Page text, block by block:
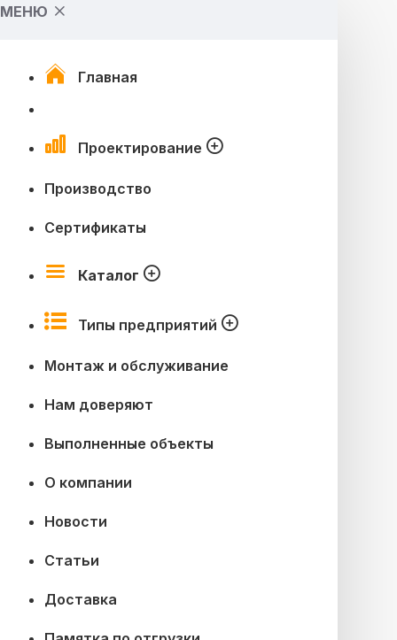
МЕНЮ
Главная
Проектирование
Производство
Сертификаты
Каталог
Типы предприятий
Монтаж и обслуживание
Нам доверяют
Выполненные объекты
О компании
Новости
Статьи
Доставка